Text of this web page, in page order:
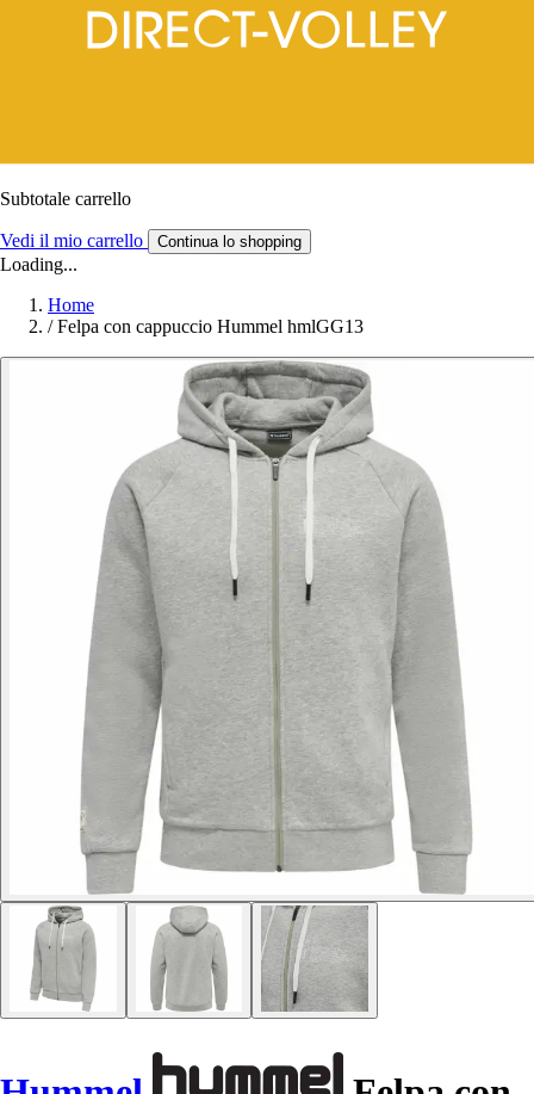
Subtotale carrello
Vedi il mio carrello Continua lo shopping
Loading...
Home
/ Felpa con cappuccio Hummel hmlGG13